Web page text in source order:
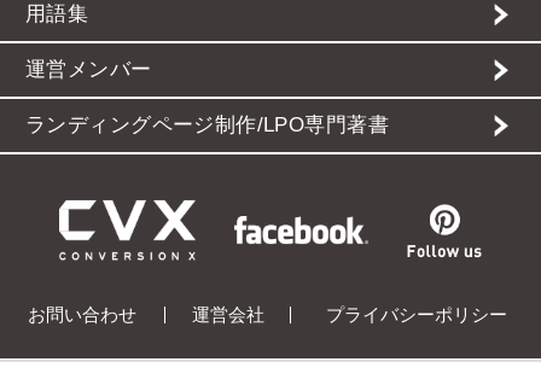
用語集
運営メンバー
ランディングページ制作/LPO専門著書
お問い合わせ 運営会社 プライバシーポリシー